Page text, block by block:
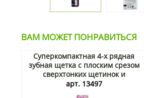
ВАМ МОЖЕТ ПОНРАВИТЬСЯ
Суперкомпактная 4-х рядная
зубная щетка с плоским срезом
сверхтонких щетинок и
прозрачной ручкой Ebisu
арт. 13497